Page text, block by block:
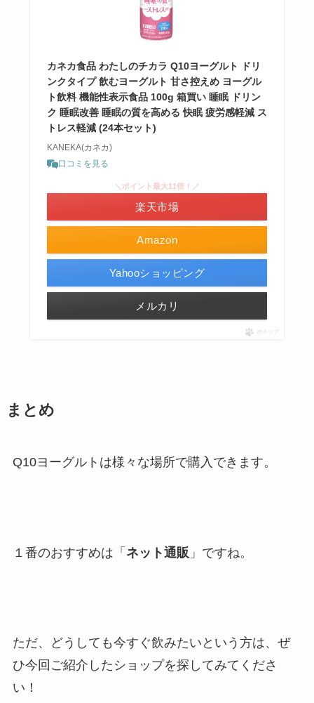
カネカ食品 わたしのチカラ Q10ヨーグルト ドリ
ンクタイプ 飲むヨーグルト 甘さ控えめ ヨーグル
ト飲料 機能性表示食品 100g 箱買い 睡眠 ドリン
ク 睡眠改善 睡眠の質を高める 快眠 疲労感軽減 ス
トレス軽減 (24本セット)
KANEKA(カネカ)
口コミを見る
Amazon
＼ポイント最大11倍！／
楽天市場
Yahooショッピング
メルカリ
ポチップ
まとめ
Q10ヨーグルトは様々な場所で購入できます。
１番のおすすめは「 ネット通販 」ですね。
ただ、どうしても今すぐ飲みたいという方は、ぜ
ひ今回ご紹介したショップを探してみてくださ
い！